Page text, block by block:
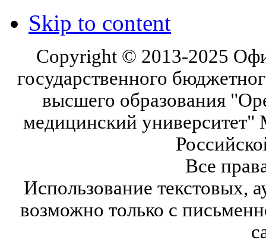
Skip to content
Copyright © 2013-2025
государственного
высшего образования
медицинский университет"
Все
Использование текстовых,
возможно только с